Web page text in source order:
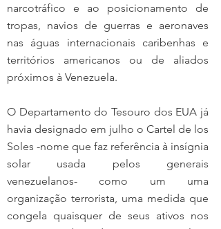
narcotráfico e ao posicionamento de
tropas, navios de guerras e aeronaves
nas águas internacionais caribenhas e
territórios americanos ou de aliados
próximos à Venezuela.
O Departamento do Tesouro dos EUA já
havia designado em julho o Cartel de los
Soles -nome que faz referência à insígnia
solar usada pelos generais
venezuelanos- como um uma
organização terrorista, uma medida que
congela quaisquer de seus ativos nos